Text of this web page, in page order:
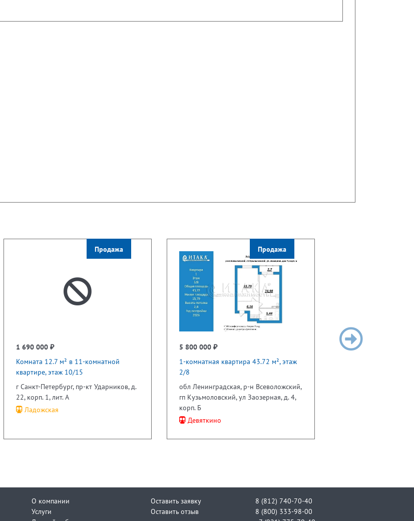
Продажа
1 690 000 ₽
Комната 12.7 м² в 11-комнатной
квартире, этаж 10/15
г Санкт-Петербург, пр-кт Ударников, д.
22, корп. 1, лит. А
Ладожская
Продажа
5 800 000 ₽
1-комнатная квартира 43.72 м², этаж
2/8
обл Ленинградская, р-н Всеволожский,
гп Кузьмоловский, ул Заозерная, д. 4,
корп. Б
Девяткино
О компании
Услуги
Оставить заявку
Оставить отзыв
8 (812) 740-70-40
8 (800) 333-98-00